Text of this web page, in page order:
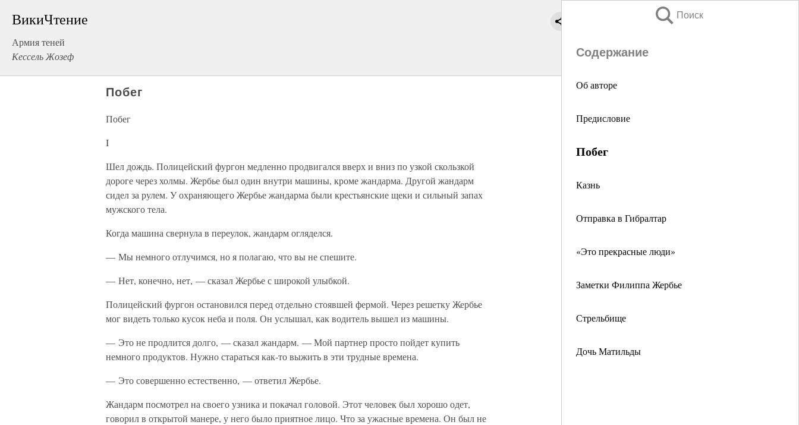
ВикиЧтение
Армия теней
Кессель Жозеф
Поиск
Содержание
Об авторе
Предисловие
Побег
Казнь
Отправка в Гибралтар
«Это прекрасные люди»
Заметки Филиппа Жербье
Стрельбище
Дочь Матильды
Побег
Побег
I
Шел дождь. Полицейский фургон медленно продвигался вверх и вниз по узкой скользкой
дороге через холмы. Жербье был один внутри машины, кроме жандарма. Другой жандарм
сидел за рулем. У охраняющего Жербье жандарма были крестьянские щеки и сильный запах
мужского тела.
Когда машина свернула в переулок, жандарм огляделся.
— Мы немного отлучимся, но я полагаю, что вы не спешите.
— Нет, конечно, нет, — сказал Жербье с широкой улыбкой.
Полицейский фургон остановился перед отдельно стоявшей фермой. Через решетку Жербье
мог видеть только кусок неба и поля. Он услышал, как водитель вышел из машины.
— Это не продлится долго, — сказал жандарм. — Мой партнер просто пойдет купить
немного продуктов. Нужно стараться как-то выжить в эти трудные времена.
— Это совершенно естественно, — ответил Жербье.
Жандарм посмотрел на своего узника и покачал головой. Этот человек был хорошо одет,
говорил в открытой манере, у него было приятное лицо. Что за ужасные времена. Он был не